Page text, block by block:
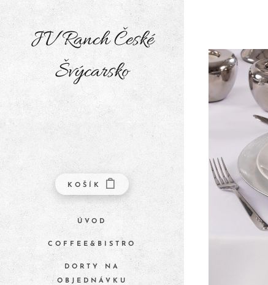
JV Ranch České
Švýcarsko
KOŠÍK
ÚVOD
COFFEE&BISTRO
DORTY NA
OBJEDNÁVKU